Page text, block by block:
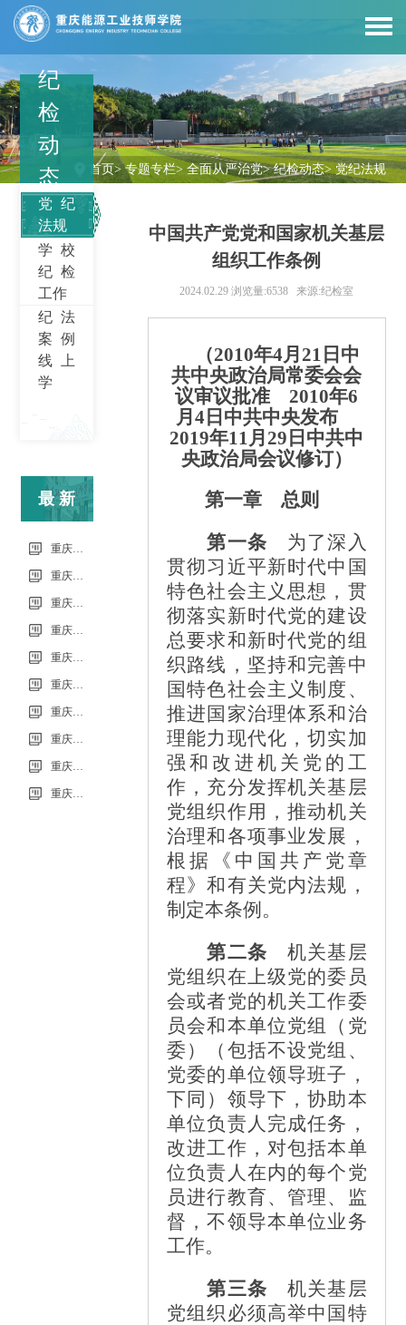
首页>专题专栏> 全面从严治党>纪检动态> 党纪法规
纪
检
动
态
党纪
法规
学校
纪检
工作
纪法
案例
线上
学
最新
信息
中国共产党党和国家机关基层
组织工作条例
2024.02.29 浏览量:6538 来源:纪检室
（2010年4月21日中
共中央政治局常委会会
议审议批准 2010年6
月4日中共中央发布
2019年11月29日中共中
央政治局会议修订）
第一章 总则
第一条 为了深入
贯彻习近平新时代中国
特色社会主义思想，贯
彻落实新时代党的建设
总要求和新时代党的组
织路线，坚持和完善中
国特色社会主义制度、
推进国家治理体系和治
理能力现代化，切实加
强和改进机关党的工
作，充分发挥机关基层
党组织作用，推动机关
治理和各项事业发展，
根据《中国共产党章
程》和有关党内法规，
制定本条例。
第二条 机关基层
党组织在上级党的委员
会或者党的机关工作委
员会和本单位党组（党
委）（包括不设党组、
党委的单位领导班子，
下同）领导下，协助本
单位负责人完成任务，
改进工作，对包括本单
位负责人在内的每个党
员进行教育、管理、监
督，不领导本单位业务
工作。
第三条 机关基层
党组织必须高举中国特